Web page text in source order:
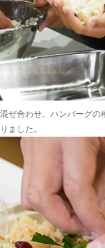
ぜ合わせ、ハンバーグの
ました。